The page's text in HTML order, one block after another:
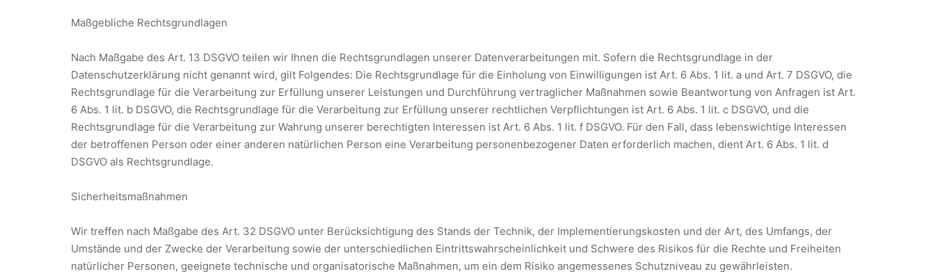
Maßgebliche Rechtsgrundlagen
Nach Maßgabe des Art. 13 DSGVO teilen wir Ihnen die Rechtsgrundlagen unserer Datenverarbeitungen mit. Sofern die Rechtsgrundlage in der
Datenschutzerklärung nicht genannt wird, gilt Folgendes: Die Rechtsgrundlage für die Einholung von Einwilligungen ist Art. 6 Abs. 1 lit. a und Art. 7 DSGVO, die
Rechtsgrundlage für die Verarbeitung zur Erfüllung unserer Leistungen und Durchführung vertraglicher Maßnahmen sowie Beantwortung von Anfragen ist Art.
6 Abs. 1 lit. b DSGVO, die Rechtsgrundlage für die Verarbeitung zur Erfüllung unserer rechtlichen Verpflichtungen ist Art. 6 Abs. 1 lit. c DSGVO, und die
Rechtsgrundlage für die Verarbeitung zur Wahrung unserer berechtigten Interessen ist Art. 6 Abs. 1 lit. f DSGVO. Für den Fall, dass lebenswichtige Interessen
der betroffenen Person oder einer anderen natürlichen Person eine Verarbeitung personenbezogener Daten erforderlich machen, dient Art. 6 Abs. 1 lit. d
DSGVO als Rechtsgrundlage.
Sicherheitsmaßnahmen
Wir treffen nach Maßgabe des Art. 32 DSGVO unter Berücksichtigung des Stands der Technik, der Implementierungskosten und der Art, des Umfangs, der
Umstände und der Zwecke der Verarbeitung sowie der unterschiedlichen Eintrittswahrscheinlichkeit und Schwere des Risikos für die Rechte und Freiheiten
natürlicher Personen, geeignete technische und organisatorische Maßnahmen, um ein dem Risiko angemessenes Schutzniveau zu gewährleisten.